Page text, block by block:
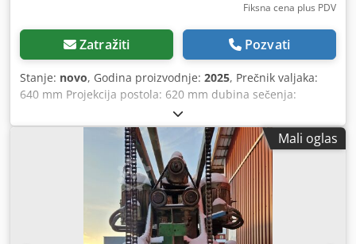
Fiksna cena plus PDV
Zatražiti Pozvati
Stanje: novo, Godina proizvodnje: 2025, Prečnik valjaka:
640 mm Projekcija postola: 620 mm dubina sečenja:
400mm sto tiltable: da -0 do + 15° Crsdpfx Aljgtdpms Sjf
Veličina stola: 870 x 620 mm brzina kaiša: 1660m/min
Snaga motora: 2,2 kW / 400V Motorna kočnica: da /
automatska Usisna veza: 2 x 120mm Dužina mašine: 1190
mm Širina mašine: 780 mm Visina mašine: 2063 mm
Mali oglas